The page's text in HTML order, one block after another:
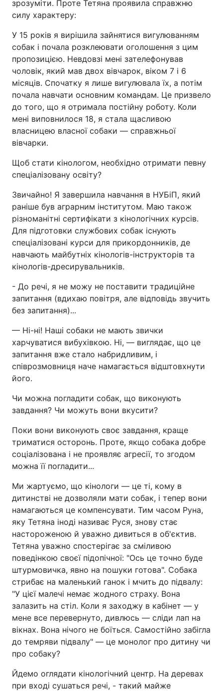
зрозуміти. Проте Тетяна проявила справжню
силу характеру:
У 15 років я вирішила зайнятися вигулюванням
собак і почала розклеювати оголошення з цим
пропозицією. Невдовзі мені зателефонував
чоловік, який мав двох вівчарок, віком 7 і 6
місяців. Спочатку я лише вигулювала їх, а потім
почала навчати основним командам. Це призвело
до того, що я отримала постійну роботу. Коли
мені виповнилося 18, я стала щасливою
власницею власної собаки — справжньої
вівчарки.
Щоб стати кінологом, необхідно отримати певну
спеціалізовану освіту?
Звичайно! Я завершила навчання в НУБіП, який
раніше був аграрним інститутом. Маю також
різноманітні сертифікати з кінологічних курсів.
Для підготовки службових собак існують
спеціалізовані курси для прикордонників, де
навчають майбутніх кінологів-інструкторів та
кінологів-дресирувальників.
- До речі, я не можу не поставити традиційне
запитання (вдихаю повітря, але відповідь звучить
без запитання)...
— Ні-ні! Наші собаки не мають звички
харчуватися вибухівкою. Ні, — виглядає, що це
запитання вже стало набридливим, і
співрозмовниця наче намагається відштовхнути
його.
Чи можна погладити собак, що виконують
завдання? Чи можуть вони вкусити?
Поки вони виконують своє завдання, краще
триматися осторонь. Проте, якщо собака добре
соціалізована і не проявляє агресії, то згодом
можна її погладити...
Ми жартуємо, що кінологи — це ті, кому в
дитинстві не дозволяли мати собак, і тепер вони
намагаються це компенсувати. Тим часом Руна,
яку Тетяна іноді називає Руся, знову стає
настороженою й уважно дивиться в об'єктив.
Тетяна уважно спостерігає за сміливою
поведінкою своєї підопічної: "Ось це точно буде
штурмовичка, явно на пошуки готова". Собака
стрибає на маленький ганок і мчить до підвалу:
"У цієї малечі немає жодного страху. Вона
залазить на стіл. Коли я заходжу в кабінет — у
мене все перевернуто, дивлюсь — сліди лап на
вікнах. Вона нічого не боїться. Самостійно забігла
до темряви підвалу" — це монолог про дитину чи
про собаку?
Йдемо оглядати кінологічний центр. На деревах
при вході сушаться речі, - такий майже